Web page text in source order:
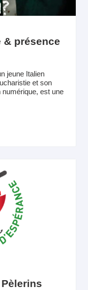
& présence
jeune Italien
et son
numérique, est une